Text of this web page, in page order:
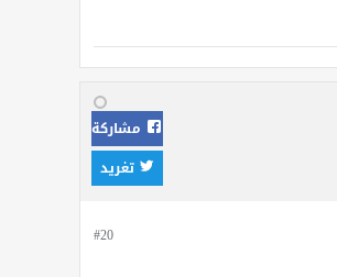
مشاركة
تغريد
#20